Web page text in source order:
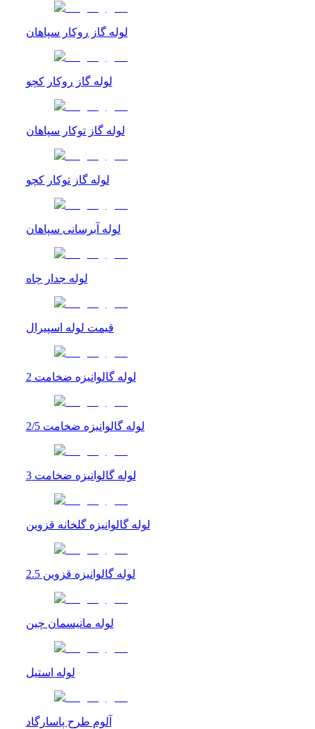
لوله گاز روکار سپاهان
لوله گاز روکار کچو
لوله گاز توکار سپاهان
لوله گاز توکار کچو
لوله آبرسانی سپاهان
لوله جدار چاه
قیمت لوله اسپیرال
لوله گالوانیزه ضخامت 2
لوله گالوانیزه ضخامت 2/5
لوله گالوانیزه ضخامت 3
لوله گالوانیزه گلخانه قزوین
لوله گالوانیزه قزوین 2.5
لوله مانیسمان چین
لوله استیل
آلوم طرح پاسارگاد